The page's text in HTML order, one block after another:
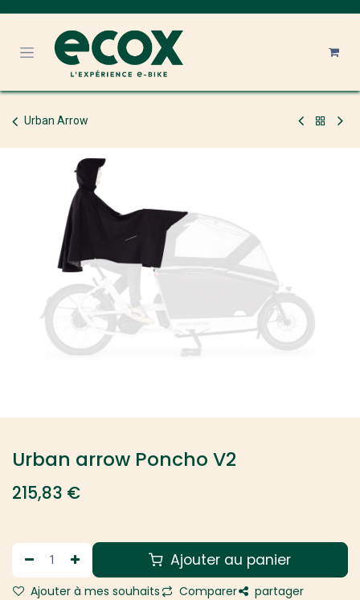
Urban Arrow
Urban arrow Poncho V2
215,83 €
Ajouter au panier
Ajouter à mes souhaits Comparer partager